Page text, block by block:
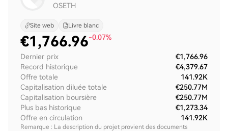
OSETH
Site web Livre blanc
€1,766.96-0.07%
Dernier prix
€1,766.96
Record historique
€4,379.67
Offre totale
141.92K
Capitalisation diluée totale
€250.77M
Capitalisation boursière
€250.77M
Plus bas historique
€1,273.34
Offre en circulation
141.92K
Remarque : La description du projet provient des documents